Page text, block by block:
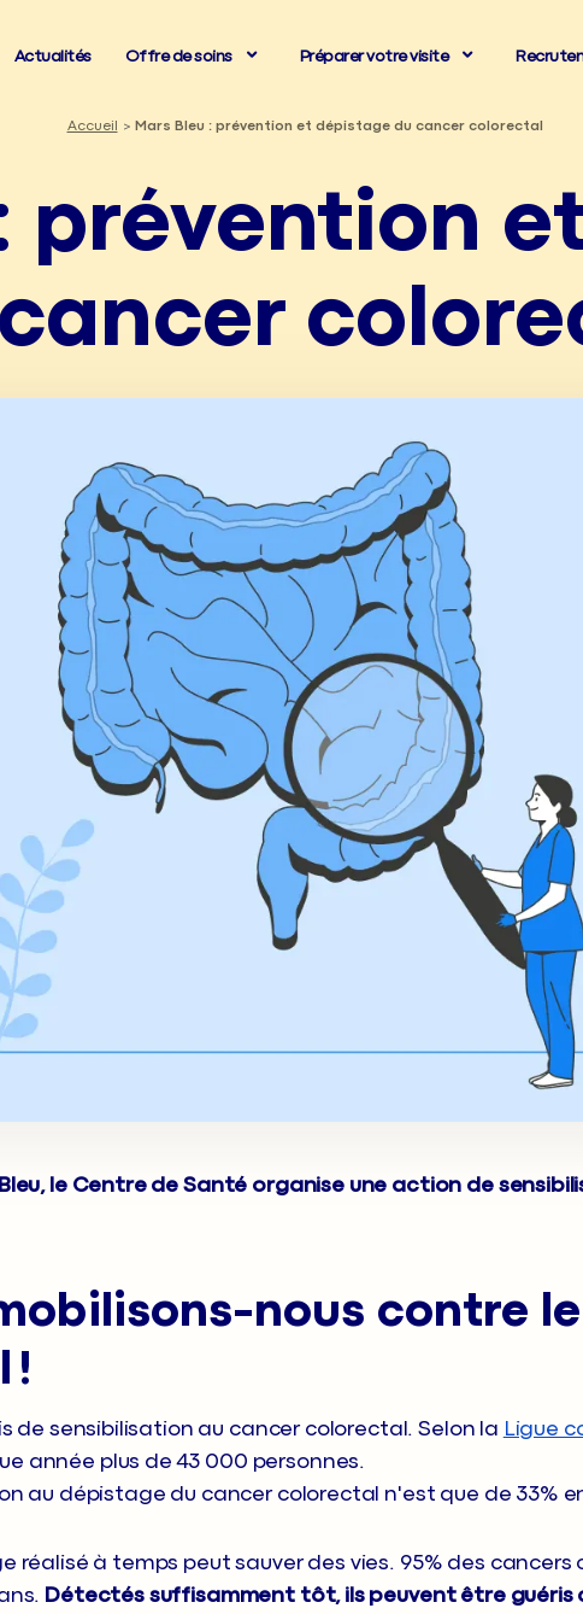
Actualités Offre de soins Préparer votre visite
Accueil Mars Bleu : prévention et dépistage du cancer colorectal
prévention
le Centre de Santé organise une action de
nous contre
!
de sensibilisation au cancer colorectal. Selon la Ligue
année plus de 43 000 personnes.
au dépistage du cancer colorectal n'est que de 33%
réalisé à temps peut sauver des vies. 95% des cancers
Détectés suffisamment tôt, ils peuvent être guéris